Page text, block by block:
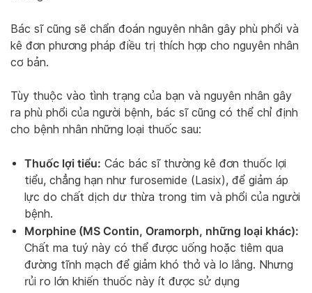
Bác sĩ cũng sẽ chẩn đoán nguyên nhân gây phù phổi và
kê đơn phương pháp điều trị thích hợp cho nguyên nhân
cơ bản.
Tùy thuộc vào tình trạng của bạn và nguyên nhân gây
ra phù phổi của người bệnh, bác sĩ cũng có thể chỉ định
cho bệnh nhân những loại thuốc sau:
Thuốc lợi tiểu: Các bác sĩ thường kê đơn thuốc lợi
tiểu, chẳng hạn như furosemide (Lasix), để giảm áp
lực do chất dịch dư thừa trong tim và phổi của người
bệnh.
Morphine (MS Contin, Oramorph, những loại khác):
Chất ma tuý này có thể được uống hoặc tiêm qua
đường tĩnh mạch để giảm khó thở và lo lắng. Nhưng
rủi ro lớn khiến thuốc này ít được sử dụng